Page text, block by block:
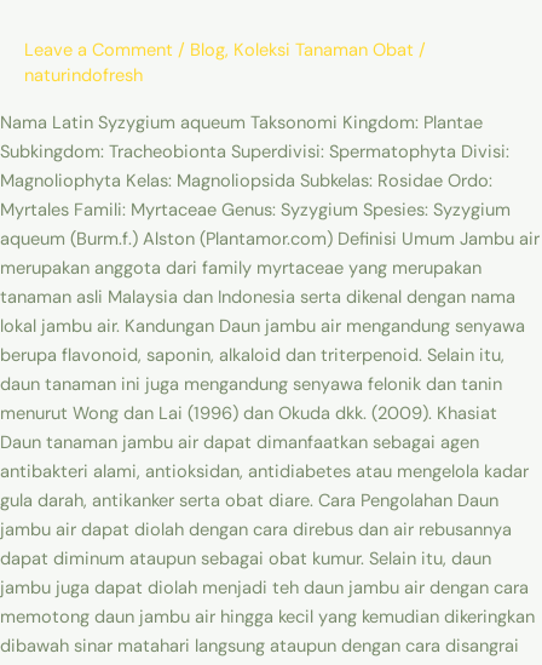
Leave a Comment / Blog, Koleksi Tanaman Obat /
naturindofresh
Nama Latin Syzygium aqueum Taksonomi Kingdom: Plantae
Subkingdom: Tracheobionta Superdivisi: Spermatophyta Divisi:
Magnoliophyta Kelas: Magnoliopsida Subkelas: Rosidae Ordo:
Myrtales Famili: Myrtaceae Genus: Syzygium Spesies: Syzygium
aqueum (Burm.f.) Alston (Plantamor.com) Definisi Umum Jambu air
merupakan anggota dari family myrtaceae yang merupakan
tanaman asli Malaysia dan Indonesia serta dikenal dengan nama
lokal jambu air. Kandungan Daun jambu air mengandung senyawa
berupa flavonoid, saponin, alkaloid dan triterpenoid. Selain itu,
daun tanaman ini juga mengandung senyawa felonik dan tanin
menurut Wong dan Lai (1996) dan Okuda dkk. (2009). Khasiat
Daun tanaman jambu air dapat dimanfaatkan sebagai agen
antibakteri alami, antioksidan, antidiabetes atau mengelola kadar
gula darah, antikanker serta obat diare. Cara Pengolahan Daun
jambu air dapat diolah dengan cara direbus dan air rebusannya
dapat diminum ataupun sebagai obat kumur. Selain itu, daun
jambu juga dapat diolah menjadi teh daun jambu air dengan cara
memotong daun jambu air hingga kecil yang kemudian dikeringkan
dibawah sinar matahari langsung ataupun dengan cara disangrai